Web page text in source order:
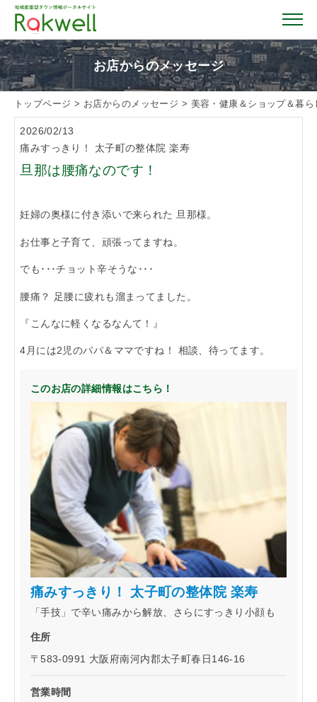
トップページ
お店を探す
クーポン情報
おすすめガイド
イト！ランチやディナーのクーポン、イベント、地域情報
▲メニューを閉じる
お店からのメッセージ
トップページ > お店からのメッセージ > 美容・健康＆ショップ＆暮
2026/02/13
痛みすっきり！ 太子町の整体院 楽寿
旦那は腰痛なのです！
妊婦の奥様に付き添いで来られた 旦那様。
お仕事と子育て、頑張ってますね。
でも･･･チョット辛そうな･･･
腰痛？ 足腰に疲れも溜まってました。
『こんなに軽くなるなんて！』
4月には2児のパパ＆ママですね！ 相談、待ってます。
このお店の詳細情報はこちら！
痛みすっきり！ 太子町の整体院 楽寿
「手技」で辛い痛みから解放、さらにすっきり小顔も
住所
〒583-0991 大阪府南河内郡太子町春日146-16
営業時間